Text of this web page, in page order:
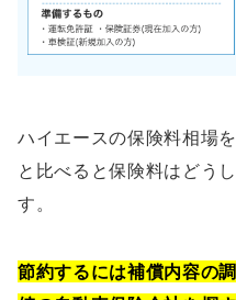
ハイエースの保険料相場
と比べると保険料はどう
す。
節約するには補償内容の